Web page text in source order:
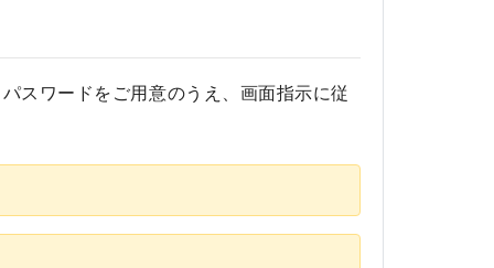
スワードをご用意のうえ、画面指示に従